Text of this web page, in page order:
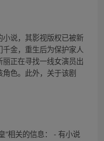
小说，其影视版权已被新
金，重生后为保护家人
正在寻找一线女演员出
色。此外，关于该剧
”相关的信息： - 有小说